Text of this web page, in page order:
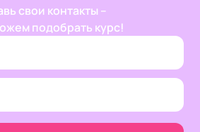
свои контакты –
подобрать курс!